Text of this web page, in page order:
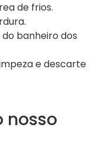
de frios.
banheiro dos
e descarte
nosso